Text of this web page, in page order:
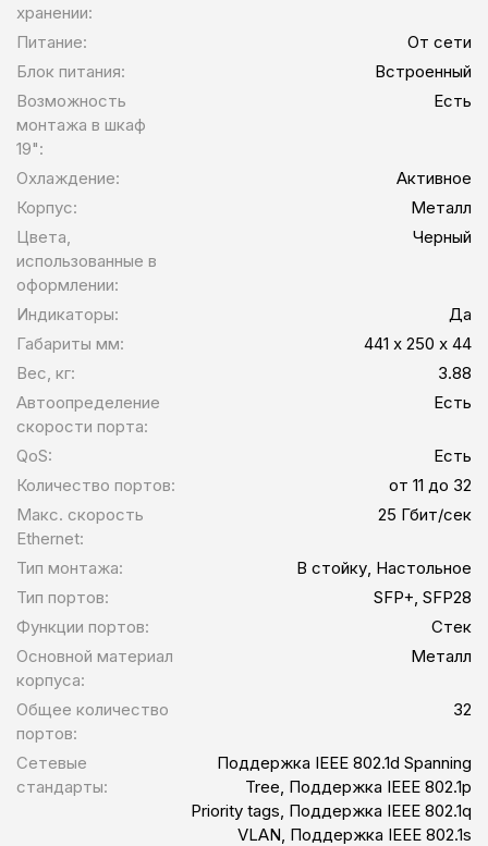
хранении:
Питание:
От сети
Блок питания:
Встроенный
Возможность
монтажа в шкаф
19":
Есть
Охлаждение:
Активное
Корпус:
Металл
Цвета,
использованные в
оформлении:
Черный
Индикаторы:
Да
Габариты мм:
441 х 250 х 44
Вес, кг:
3.88
Автоопределение
скорости порта:
Есть
QoS:
Есть
Количество портов:
от 11 до 32
Макс. скорость
Ethernet:
25 Гбит/сек
Тип монтажа:
В стойку, Настольное
Тип портов:
SFP+, SFP28
Функции портов:
Стек
Основной материал
корпуса:
Металл
Общее количество
портов:
32
Сетевые
стандарты:
Поддержка IEEE 802.1d Spanning
Tree, Поддержка IEEE 802.1p
Priority tags, Поддержка IEEE 802.1q
VLAN, Поддержка IEEE 802.1s